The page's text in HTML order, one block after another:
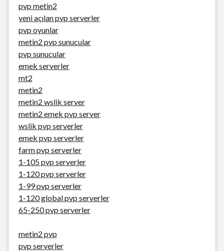
pvp metin2
yeni açılan pvp serverler
pvp oyunlar
metin2 pvp sunucular
pvp sunucular
emek serverler
mt2
metin2
metin2 wslik server
metin2 emek pvp server
wslik pvp serverler
emek pvp serverler
farm pvp serverler
1-105 pvp serverler
1-120 pvp serverler
1-99 pvp serverler
1-120 global pvp serverler
65-250 pvp serverler
metin2 pvp
pvp serverler